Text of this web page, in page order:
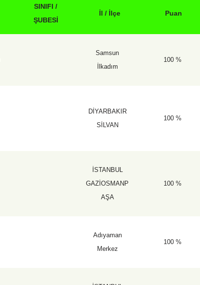
SINIFI /
ŞUBESİ
İl / İlçe Puan
Samsun
İlkadım
100 %
DİYARBAKIR
SİLVAN
100 %
İSTANBUL
GAZİOSMANP
AŞA
100 %
Adıyaman
Merkez
100 %